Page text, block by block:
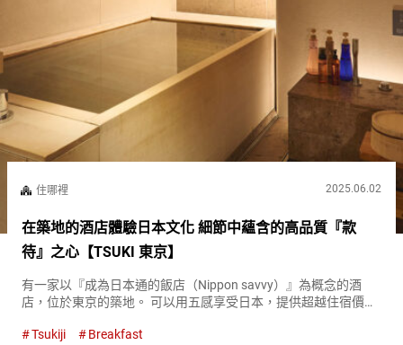
住哪裡 2025.06.02
在築地的酒店體驗日本文化 細節中蘊含的高品質『款
待』之心【TSUKI 東京】
有一家以『成為日本通的飯店（Nippon savvy）』為概念的酒
店，位於東京的築地。 可以用五感享受日本，提供超越住宿價值
步行即可到達築地市場。非常適合購物的銀座，...
Tsukiji Breakfast